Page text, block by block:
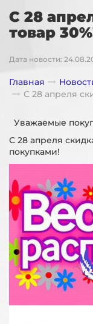
С 28
товар
Дата новости:
Главная
С 28 апреля
Уважаемые
С 28 апреля
покупками!